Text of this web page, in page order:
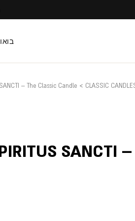
CLASSIC
>
– The Classic Candle
SANCTI